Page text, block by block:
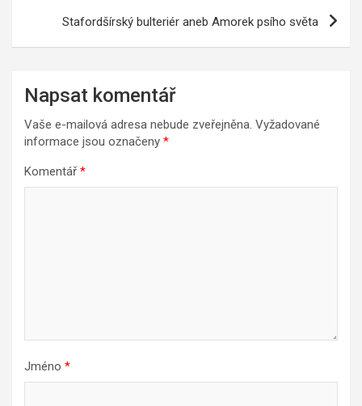
Stafordšírský bulteriér aneb Amorek psího světa
Napsat komentář
Vaše e-mailová adresa nebude zveřejněna. Vyžadované
informace jsou označeny *
Komentář *
Jméno *